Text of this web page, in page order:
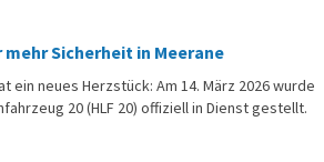
Sicherheit in Meerane
ein neues Herzstück: Am 14. März 2026 wurde
20 (HLF 20) offiziell in Dienst gestellt.